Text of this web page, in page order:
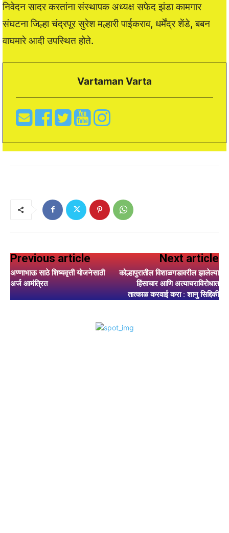
निवेदन सादर करतांना संस्थापक अध्यक्ष सफेद झंडा कामगार
संघटना जिल्हा चंद्रपूर सुरेश मल्हारी पाईकराव, धर्मेंद्र शेंडे, बबन
वाघमारे आदी उपस्थित होते.
Vartaman Varta
Previous article
अण्णाभाऊ साठे शिष्यवृत्ती योजनेसाठी
अर्ज आमंत्रित
Next article
कोल्हापुरातील विशाळगडावरील झालेल्या
हिंसाचार आणि अत्याचराविरोधात
तात्काळ करवाई करा : शानु सिद्दिकी